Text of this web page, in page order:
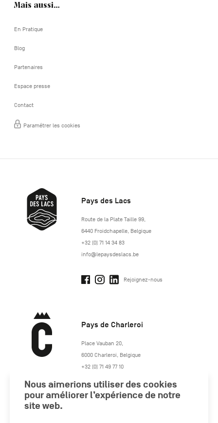
Mais aussi…
En Pratique
Blog
Partenaires
Espace presse
Contact
Paramétrer les cookies
Pays des Lacs
http://www.lepaysdeslacs.be/
Route de la Plate Taille 99,
6440 Froidchapelle, Belgique
+32 (0) 71 14 34 83
info@lepaysdeslacs.be
Rejoignez-nous
Pays de Charleroi
https://www.paysdecharleroi.be/
Place Vauban 20,
6000 Charleroi Belgique
+32 (0) 71 49 77 10
Nous aimerions utiliser des cookies
pour améliorer l’expérience de notre
site web.